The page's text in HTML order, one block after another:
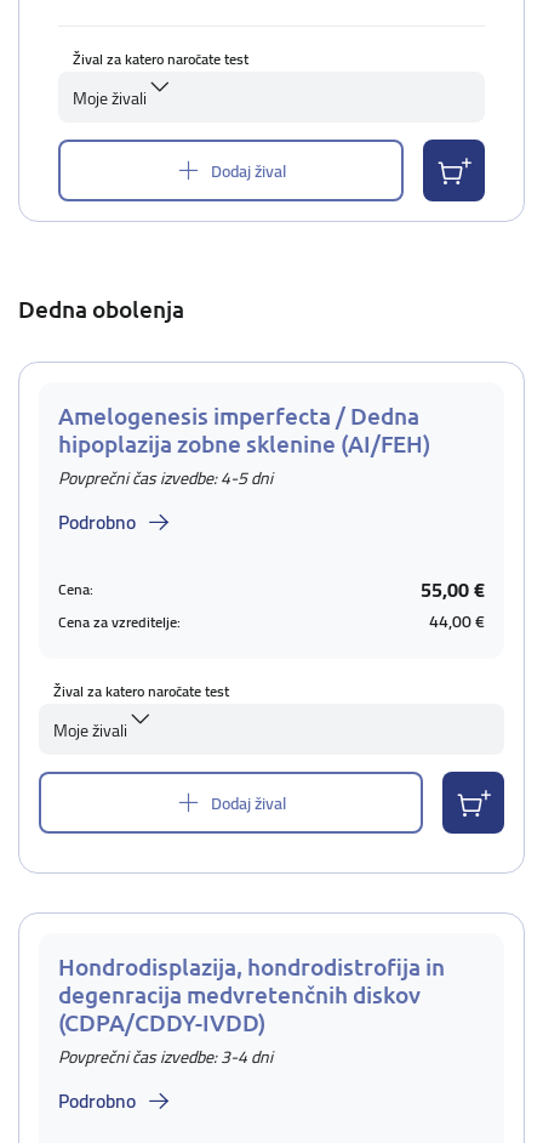
Žival za katero naročate test
Moje živali
Dodaj žival
Dedna obolenja
Amelogenesis imperfecta / Dedna
hipoplazija zobne sklenine (AI/FEH)
Povprečni čas izvedbe: 4-5 dni
Podrobno
Cena: 55,00 €
Cena za vzreditelje: 44,00 €
Žival za katero naročate test
Moje živali
Dodaj žival
Hondrodisplazija, hondrodistrofija in
degenracija medvretenčnih diskov
(CDPA/CDDY-IVDD)
Povprečni čas izvedbe: 3-4 dni
Podrobno